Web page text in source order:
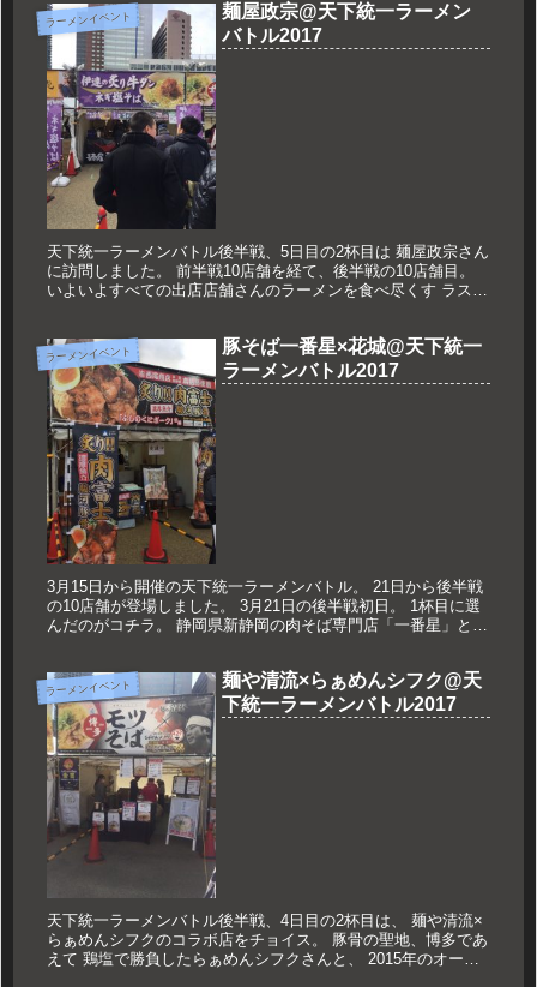
ラーメンイベント
麺屋政宗@天下統一ラーメン
バトル2017
天下統一ラーメンバトル後半戦、5日目の2杯目は 麺屋政宗さん
に訪問しました。 前半戦10店舗を経て、後半戦の10店舗目。
いよいよすべての出店店舗さんのラーメンを食べ尽くす ラスト
ラーメンイベント
豚そば一番星×花城@天下統一
ラーメンバトル2017
3月15日から開催の天下統一ラーメンバトル。 21日から後半戦
の10店舗が登場しました。 3月21日の後半戦初日。 1杯目に選
んだのがコチラ。 静岡県新静岡の肉そば専門店「一番星」と、
ラーメンイベント
麺や清流×らぁめんシフク@天
下統一ラーメンバトル2017
天下統一ラーメンバトル後半戦、4日目の2杯目は、 麺や清流×
らぁめんシフクのコラボ店をチョイス。 豚骨の聖地、博多であ
えて 鶏塩で勝負したらぁめんシフクさんと、 2015年のオープ